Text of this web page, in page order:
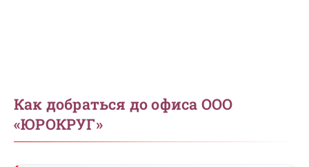
Как добраться до офиса ООО
«ЮРОКРУГ»